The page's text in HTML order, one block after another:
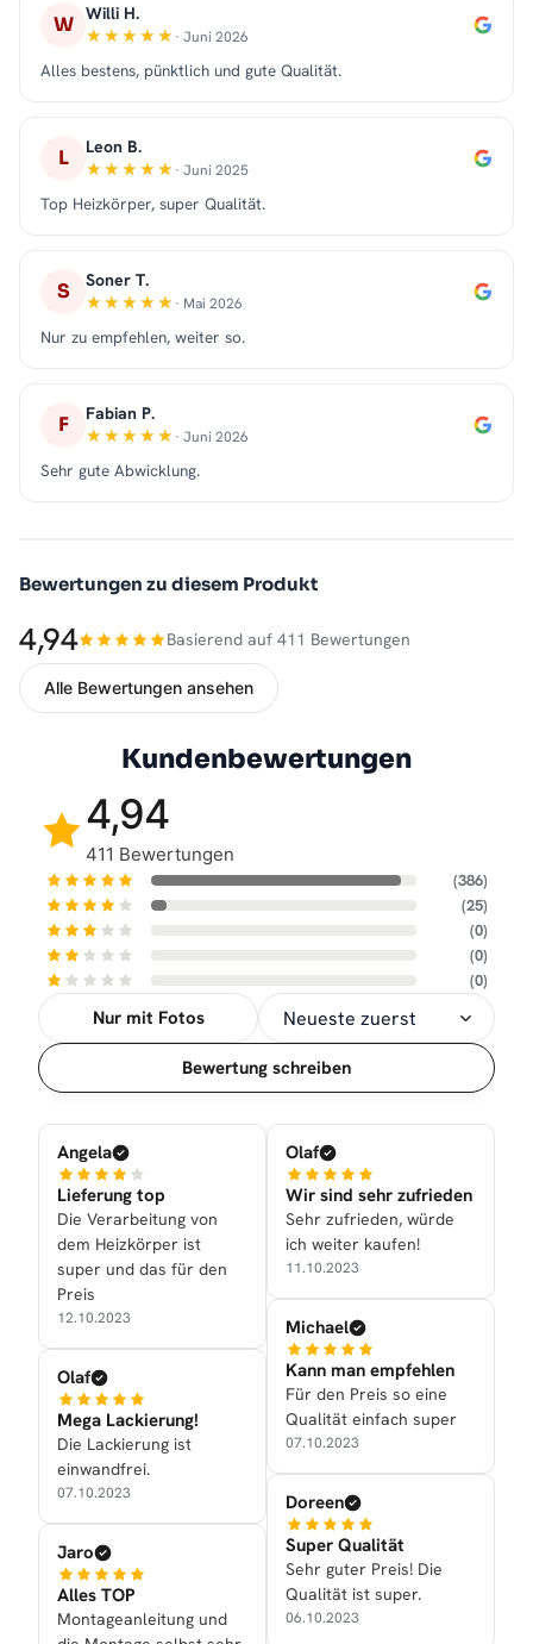
W Willi H.
· Juni 2026
Alles bestens, pünktlich und gute Qualität.
L Leon B.
· Juni 2025
Top Heizkörper, super Qualität.
S Soner T.
· Mai 2026
Nur zu empfehlen, weiter so.
F Fabian P.
· Juni 2026
Sehr gute Abwicklung.
Bewertungen zu diesem Produkt
4,94 Basierend auf 411 Bewertungen
Alle Bewertungen ansehen
Kundenbewertungen
4,94
411 Bewertungen
(386)
(25)
(0)
(0)
(0)
Nur mit Fotos
Sortierung
Bewertung schreiben
Angela
Lieferung top
Die Verarbeitung von
dem Heizkörper ist
super und das für den
Preis
12.10.2023
Olaf
Mega Lackierung!
Die Lackierung ist
einwandfrei.
07.10.2023
Jaro
Alles TOP
Montageanleitung und
Olaf
Wir sind sehr zufrieden
Sehr zufrieden, würde
ich weiter kaufen!
11.10.2023
Michael
Kann man empfehlen
Für den Preis so eine
Qualität einfach super
07.10.2023
Doreen
Super Qualität
Sehr guter Preis! Die
Qualität ist super.
06.10.2023